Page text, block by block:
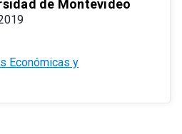
de Montevideo
Económicas y